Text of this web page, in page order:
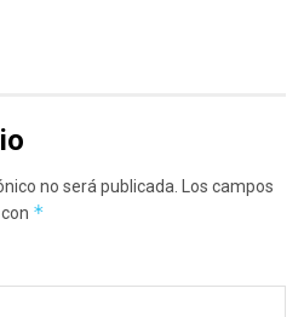
no será publicada. Los campos
*